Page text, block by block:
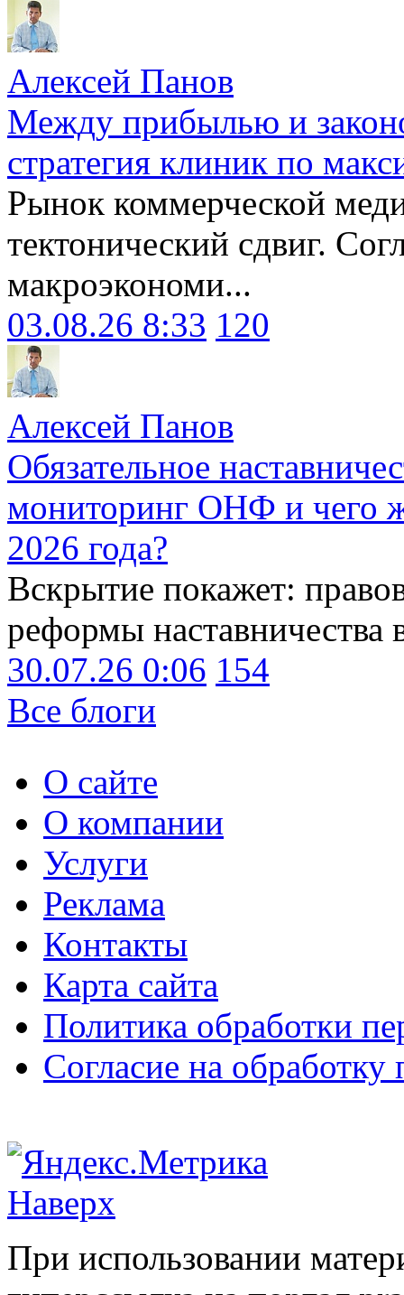
Алексей Панов
Между прибылью и
стратегия клиник по
Рынок коммерческой
тектонический сдвиг.
макроэкономи...
03.08.26 8:33 120
Алексей Панов
Обязательное
мониторинг ОНФ и чего
2026 года?
Вскрытие покажет:
реформы наставничества
30.07.26 0:06 154
Все блоги
О сайте
О компании
Услуги
Реклама
Контакты
Карта сайта
Политика обработки
Согласие на
Наверх
При использовании